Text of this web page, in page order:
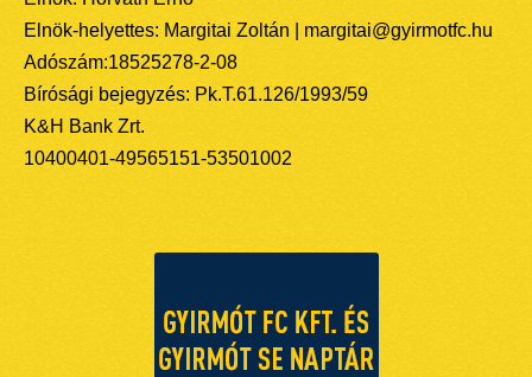
Elnök-helyettes: Margitai Zoltán | margitai@gyirmotfc.hu
Adószám:18525278-2-08
Bírósági bejegyzés: Pk.T.61.126/1993/59
K&H Bank Zrt.
10400401-49565151-53501002